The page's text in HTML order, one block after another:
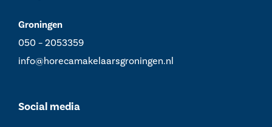
Groningen
050 – 2053359
info@horecamakelaarsgroningen.nl
Social media